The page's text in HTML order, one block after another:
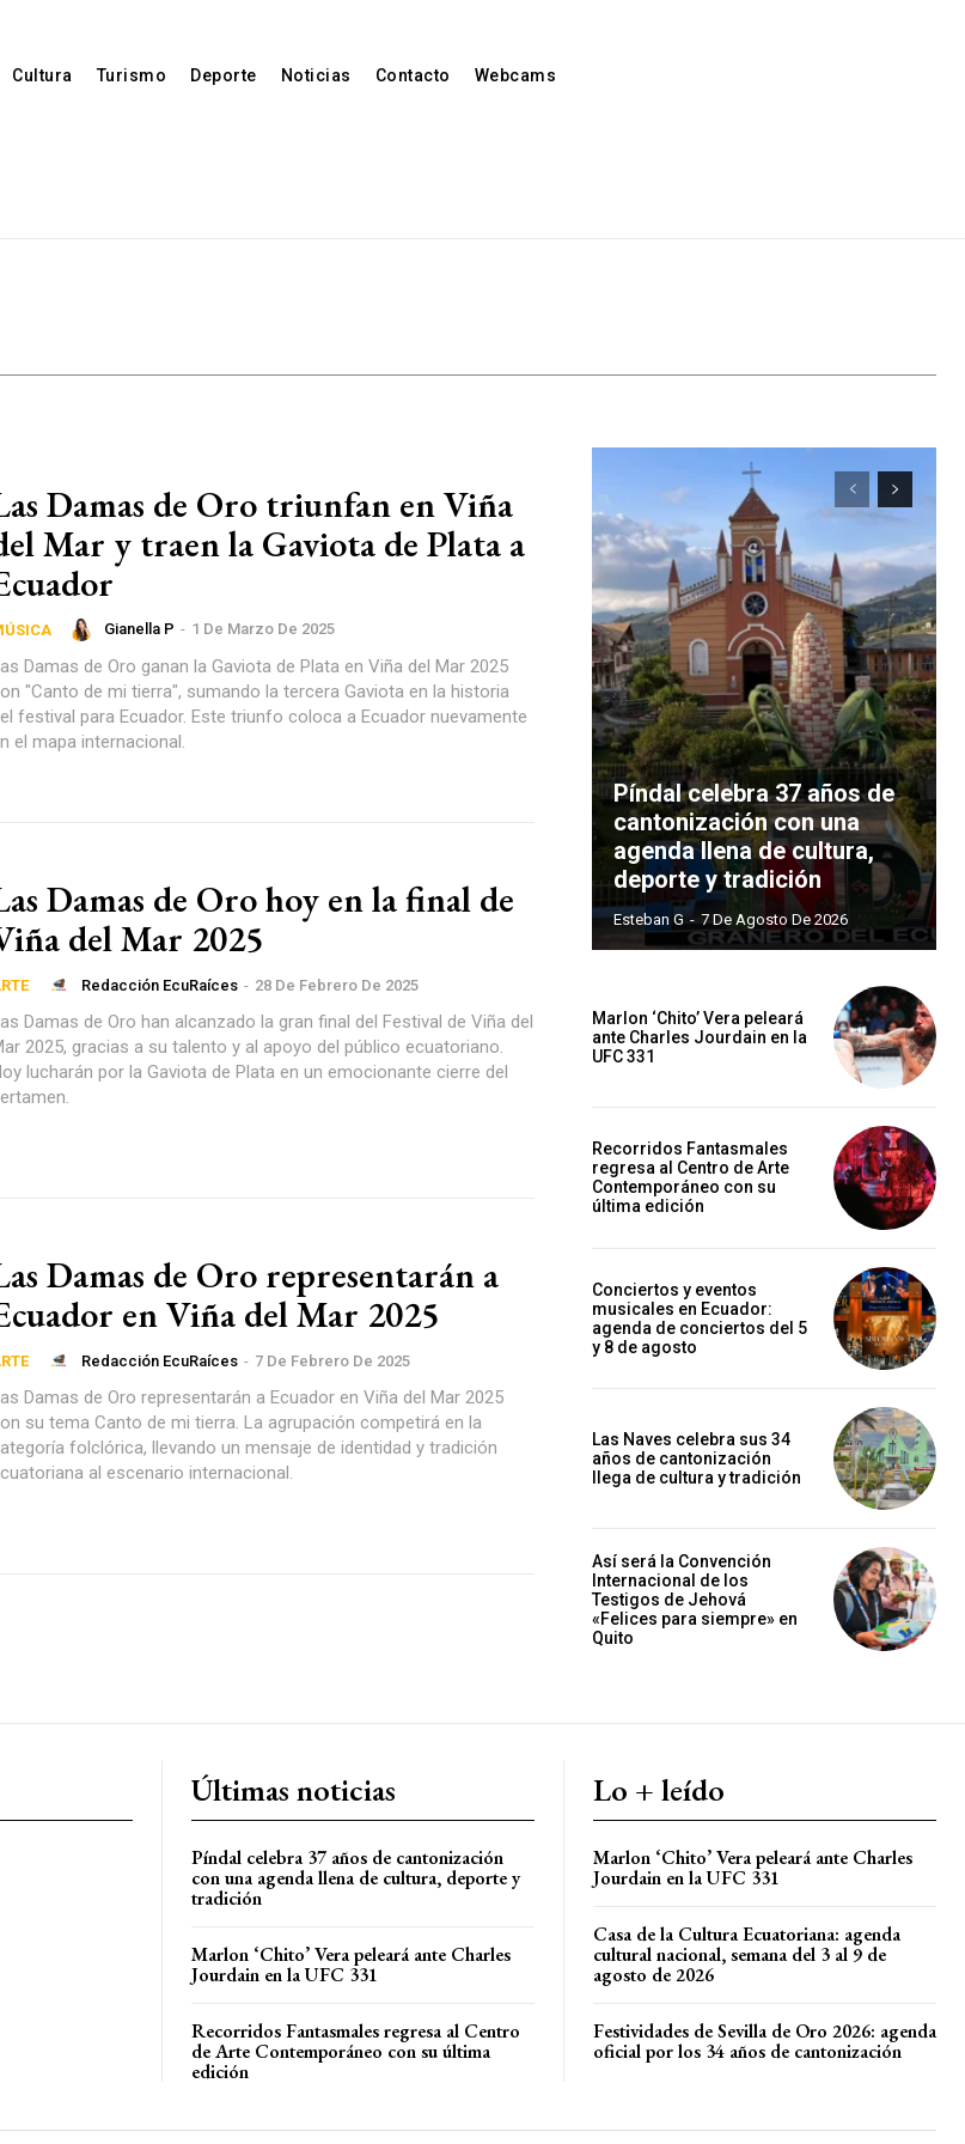
Cultura Turismo Deporte Noticias Contacto Webcams
Damas de Oro triunfan en Viña
Mar y traen la Gaviota de Plata a
Gianella P - 1 De Marzo De 2025
Damas de Oro ganan la Gaviota de Plata en Viña del Mar 2025
"Canto de mi tierra", sumando la tercera Gaviota en la historia
festival para Ecuador. Este triunfo coloca a Ecuador nuevamente
el mapa internacional.
Damas de Oro hoy en la final de
del Mar 2025
Redacción EcuRaíces - 28 De Febrero De 2025
Damas de Oro han alcanzado la gran final del Festival de Viña del
2025, gracias a su talento y al apoyo del público ecuatoriano.
lucharán por la Gaviota de Plata en un emocionante cierre del
Damas de Oro representarán a
en Viña del Mar 2025
Redacción EcuRaíces - 7 De Febrero De 2025
Damas de Oro representarán a Ecuador en Viña del Mar 2025
su tema Canto de mi tierra. La agrupación competirá en la
folclórica, llevando un mensaje de identidad y tradición
al escenario internacional.
Píndal celebra 37 años de
cantonización con una
agenda llena de cultura,
deporte y tradición
Esteban G - 7 De Agosto De 2026
Marlon ‘Chito’ Vera peleará
ante Charles Jourdain en la
UFC 331
Recorridos Fantasmales
regresa al Centro de Arte
Contemporáneo con su
última edición
Conciertos y eventos
musicales en Ecuador:
agenda de conciertos del 5
y 8 de agosto
Las Naves celebra sus 34
años de cantonización
llega de cultura y tradición
Así será la Convención
Internacional de los
Testigos de Jehová
«Felices para siempre» en
Quito
Últimas noticias
Píndal celebra 37 años de cantonización
con una agenda llena de cultura, deporte y
tradición
Marlon ‘Chito’ Vera peleará ante Charles
Jourdain en la UFC 331
Recorridos Fantasmales regresa al Centro
de Arte Contemporáneo con su última
edición
Lo + leído
Marlon ‘Chito’ Vera peleará ante Charles
Jourdain en la UFC 331
Casa de la Cultura Ecuatoriana: agenda
cultural nacional, semana del 3 al 9 de
agosto de 2026
Festividades de Sevilla de Oro 2026: agenda
oficial por los 34 años de cantonización